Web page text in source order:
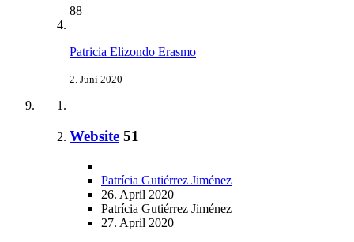
88
Patricia Elizondo Erasmo
2. Juni 2020
Website 51
Patrícia Gutiérrez Jiménez
26. April 2020
Patrícia Gutiérrez Jiménez
27. April 2020